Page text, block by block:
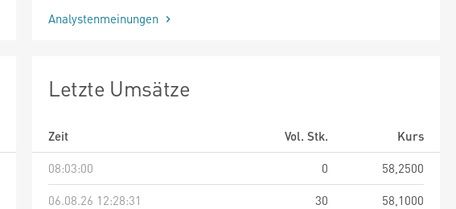
Analystenmeinungen
Letzte Umsätze
Zeit Vol. Stk.
Kurs
08:03:00
0
58,2500
06.08.26 12:28:31
30
58,1000